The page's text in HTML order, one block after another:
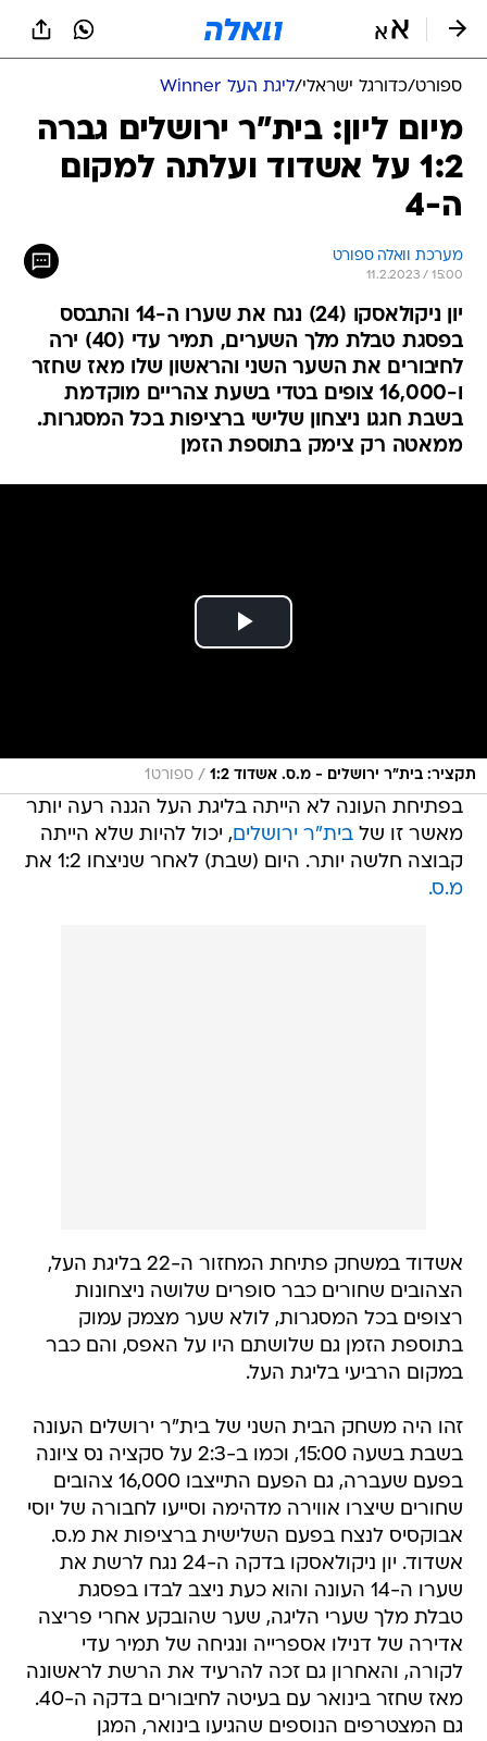
ספורט/כדורגל ישראלי/ליגת העל Winner
מיום ליון: בית"ר ירושלים גברה
1:2 על אשדוד ועלתה למקום
ה-4
מערכת וואלה ספורט
11.2.2023 / 15:00
יון ניקולאסקו (24) נגח את שערו ה-14 והתבסס
בפסגת טבלת מלך השערים, תמיר עדי (40) ירה
לחיבורים את השער השני והראשון שלו מאז שחזר
ו-16,000 צופים בטדי בשעת צהריים מוקדמת
בשבת חגגו ניצחון שלישי ברציפות בכל המסגרות.
ממאטה רק צימק בתוספת הזמן
תקציר: בית"ר ירושלים - מ.ס. אשדוד 1:2 / ספורט1
בפתיחת העונה לא הייתה בליגת העל הגנה רעה יותר
מאשר זו שלבית"ר ירושלים, יכול להיות שלא הייתה
קבוצה חלשה יותר. היום (שבת) לאחר שניצחו 1:2 את
מ.ס.
אשדוד במשחק פתיחת המחזור ה-22 בליגת העל,
הצהובים שחורים כבר סופרים שלושה ניצחונות
רצופים בכל המסגרות, לולא שער מצמק עמוק
בתוספת הזמן גם שלושתם היו על האפס, והם כבר
במקום הרביעי בליגת העל.
זהו היה משחק הבית השני של בית"ר ירושלים העונה
בשבת בשעה 15:00, וכמו ב-2:3 על סקציה נס ציונה
בפעם שעברה, גם הפעם התייצבו 16,000 צהובים
שחורים שיצרו אווירה מדהימה וסייעו לחבורה של יוסי
אבוקסיס לנצח בפעם השלישית ברציפות את מ.ס.
אשדוד. יון ניקולאסקו בדקה ה-24 נגח לרשת את
שערו ה-14 העונה והוא כעת ניצב לבדו בפסגת
טבלת מלך שערי הליגה, שער שהובקע אחרי פריצה
אדירה של דנילו אספרייה ונגיחה של תמיר עדי
לקורה, והאחרון גם זכה להרעיד את הרשת לראשונה
מאז שחזר בינואר עם בעיטה לחיבורים בדקה ה-40.
גם המצטרפים הנוספים שהגיעו בינואר, המגן